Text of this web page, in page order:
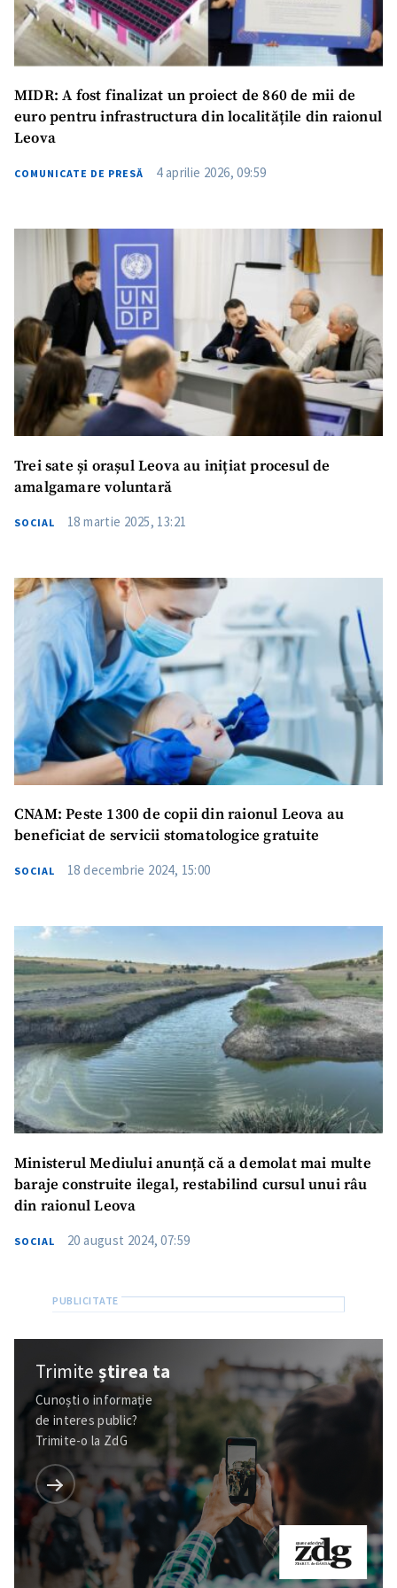
MIDR: A fost finalizat un proiect de 860 de mii de
euro pentru infrastructura din localitățile din raionul
Leova
COMUNICATE DE PRESĂ 4 aprilie 2026, 09:59
Trei sate și orașul Leova au inițiat procesul de
amalgamare voluntară
SOCIAL 18 martie 2025, 13:21
CNAM: Peste 1300 de copii din raionul Leova au
beneficiat de servicii stomatologice gratuite
SOCIAL 18 decembrie 2024, 15:00
Ministerul Mediului anunță că a demolat mai multe
baraje construite ilegal, restabilind cursul unui râu
din raionul Leova
SOCIAL 20 august 2024, 07:59
Trimiteștirea ta
Cunoști o informație
de interes public?
Trimite-o la ZdG